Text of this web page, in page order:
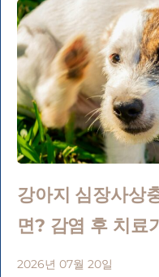
강아지 심장사상
면? 감염 후 치료
2026년 07월 20일